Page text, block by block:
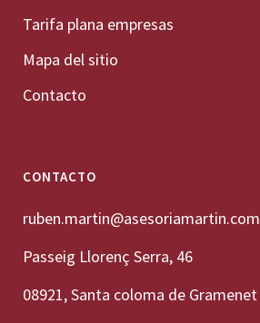
Tarifa plana empresas
Mapa del sitio
Contacto
CONTACTO
ruben.martin@asesoriamartin.com
Passeig Llorenç Serra, 46
08921, Santa coloma de Gramenet